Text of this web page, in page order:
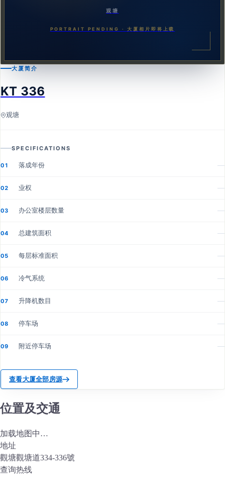
观塘
PORTRAIT PENDING · 大厦相片即将上载
大厦简介
KT 336
观塘
SPECIFICATIONS
01 落成年份 —
02 业权 —
03 办公室楼层数量 —
04 总建筑面积 —
05 每层标准面积 —
06 冷气系统 —
07 升降机数目 —
08 停车场 —
09 附近停车场 —
查看大厦全部房源
位置及交通
加载地图中…
地址
觀塘觀塘道334-336號
查询热线